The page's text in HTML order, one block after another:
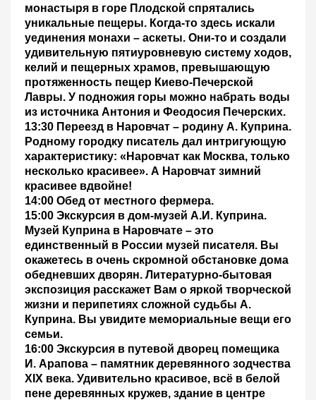
монастыря в горе Плодской спрятались
уникальные пещеры. Когда-то здесь искали
уединения монахи – аскеты. Они-то и создали
удивительную пятиуровневую систему ходов,
келий и пещерных храмов, превышающую
протяженность пещер Киево-Печерской
Лавры. У подножия горы можно набрать воды
из источника Антония и Феодосия Печерских.
13:30 Переезд в Наровчат – родину А. Куприна.
Родному городку писатель дал интригующую
характеристику: «Наровчат как Москва, только
несколько красивее». А Наровчат зимний
красивее вдвойне!
14:00 Обед от местного фермера.
15:00 Экскурсия в дом-музей А.И. Куприна.
Музей Куприна в Наровчате – это
единственный в России музей писателя. Вы
окажетесь в очень скромной обстановке дома
обедневших дворян. Литературно-бытовая
экспозиция расскажет Вам о яркой творческой
жизни и перипетиях сложной судьбы А.
Куприна. Вы увидите мемориальные вещи его
семьи.
16:00 Экскурсия в путевой дворец помещика
И. Арапова – памятник деревянного зодчества
XIX века. Удивительно красивое, всё в белой
пене деревянных кружев, здание в центре